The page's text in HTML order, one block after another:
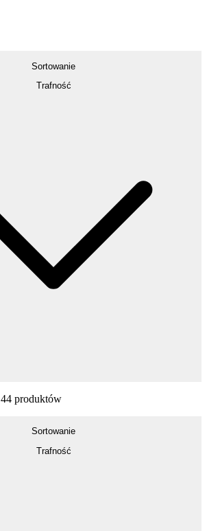
Sortowanie
Trafność
44 produktów
Sortowanie
Trafność